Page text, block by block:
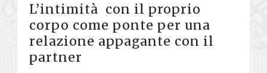
L’intimità con il proprio
corpo come ponte per una
relazione appagante con il
partner